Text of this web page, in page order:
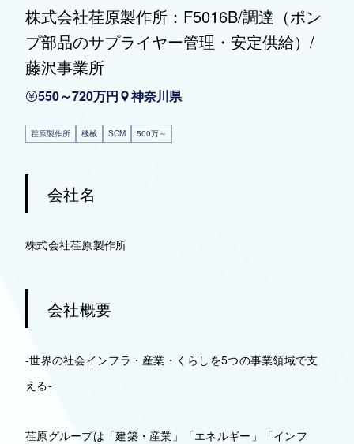
株式会社荏原製作所：F5016B/調達（ポン
プ部品のサプライヤー管理・安定供給）/
藤沢事業所
550～720万円 神奈川県
荏原製作所 機械 SCM 500万～
会社名
株式会社荏原製作所
会社概要
-世界の社会インフラ・産業・くらしを5つの事業領域で支
える-
荏原グループは「建築・産業」「エネルギー」「インフ